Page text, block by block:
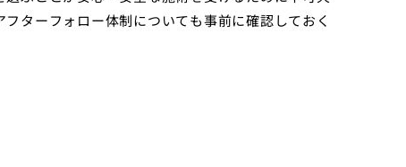
ターフォロー体制についても事前に確認しておく